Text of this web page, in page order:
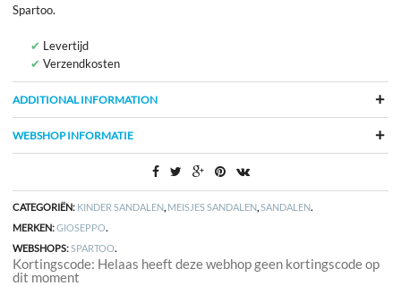
Spartoo.
Levertijd
Verzendkosten
ADDITIONAL INFORMATION
WEBSHOP INFORMATIE
CATEGORIËN: KINDER SANDALEN, MEISJES SANDALEN,SANDALEN.
MERKEN:GIOSEPPO.
WEBSHOPS:SPARTOO.
Kortingscode: Helaas heeft deze webhop geen kortingscode op
dit moment